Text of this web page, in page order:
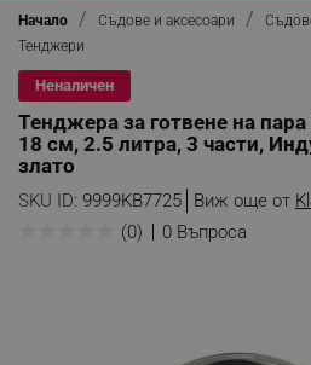
Начало Съдове и аксесоари
Тенджери
Неналичен
Тенджера за готвене на
18 см, 2.5 литра, 3 части,
злато
SKU ID: 9999KB7725 Виж още от
(0) 0 Въпроса